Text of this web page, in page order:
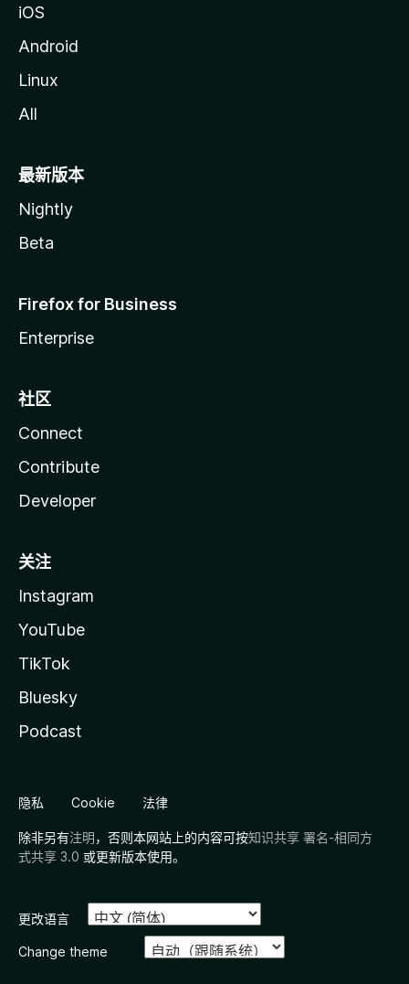
iOS
Android
Linux
All
最新版本
Nightly
Beta
Firefox for Business
Enterprise
社区
Connect
Contribute
Developer
关注
Instagram
YouTube
TikTok
Bluesky
Podcast
隐私 Cookie 法律
除非另有注明，否则本网站上的内容可按知识共享 署名-相同方
式共享 3.0 或更新版本使用。
更改语言
Change theme